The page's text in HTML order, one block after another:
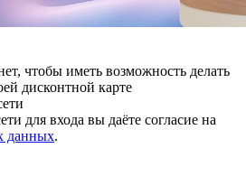
чтобы иметь возможность делать
дисконтной карте
для входа вы даёте согласие на
данных.